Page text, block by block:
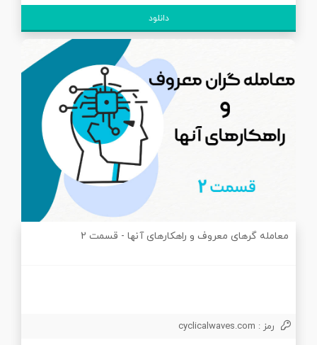
دانلود
معامله گرهای معروف و راهکارهای آنها - قسمت 2
رمز : cyclicalwaves.com